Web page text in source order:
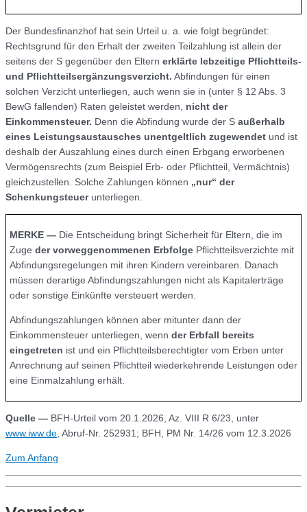
Der Bundesfinanzhof hat sein Urteil u. a. wie folgt begründet:
Rechtsgrund für den Erhalt der zweiten Teilzahlung ist allein der
seitens der S gegenüber den Eltern erklärte lebzeitige Pflichtteils-
und Pflichtteilsergänzungsverzicht. Abfindungen für einen
solchen Verzicht unterliegen, auch wenn sie in (unter § 12 Abs. 3
BewG fallenden) Raten geleistet werden, nicht der
Einkommensteuer. Denn die Abfindung wurde der S außerhalb
eines Leistungsaustausches unentgeltlich zugewendet und ist
deshalb der Auszahlung eines durch einen Erbgang erworbenen
Vermögensrechts (zum Beispiel Erb- oder Pflichtteil, Vermächtnis)
gleichzustellen. Solche Zahlungen können „nur“ der
Schenkungsteuer unterliegen.
MERKE — Die Entscheidung bringt Sicherheit für Eltern, die im
Zuge der vorweggenommenen Erbfolge Pflichtteilsverzichte mit
Abfindungsregelungen mit ihren Kindern vereinbaren. Danach
müssen derartige Abfindungszahlungen nicht als Kapitalerträge
oder sonstige Einkünfte versteuert werden.
Abfindungszahlungen können aber mitunter dann der
Einkommensteuer unterliegen, wenn der Erbfall bereits
eingetreten ist und ein Pflichtteilsberechtigter vom Erben unter
Anrechnung auf seinen Pflichtteil wiederkehrende Leistungen oder
eine Einmalzahlung erhält.
Quelle — BFH-Urteil vom 20.1.2026, Az. VIII R 6/23, unter
www.iww.de, Abruf-Nr. 252931; BFH, PM Nr. 14/26 vom 12.3.2026
Zum Anfang